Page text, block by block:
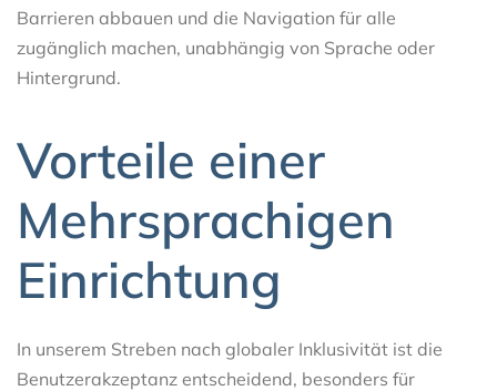
Barrieren abbauen und die Navigation für alle
zugänglich machen, unabhängig von Sprache oder
Hintergrund.
Vorteile einer
Mehrsprachigen
Einrichtung
In unserem Streben nach globaler Inklusivität ist die
Benutzerakzeptanz entscheidend, besonders für